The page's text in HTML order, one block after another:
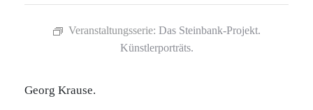
Veranstaltungsserie: Das Steinbank-Projekt.
Künstlerporträts.
Georg Krause.